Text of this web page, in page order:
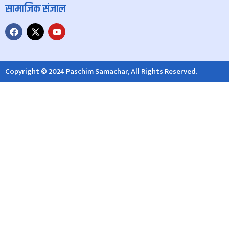
सामाजिक संजाल
Copyright © 2024 Paschim Samachar, All Rights Reserved.